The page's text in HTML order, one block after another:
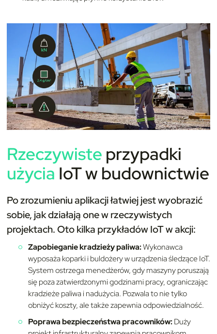
Rzeczywiste przypadki
użycia IoT w budownictwie
Po zrozumieniu aplikacji łatwiej jest wyobrazić
sobie, jak działają one w rzeczywistych
projektach. Oto kilka przykładów IoT w akcji:
Zapobieganie kradzieży paliwa:Wykonawca
wyposaża koparki i buldożery w urządzenia śledzące IoT.
System ostrzega menedżerów, gdy maszyny poruszają
się poza zatwierdzonymi godzinami pracy, ograniczając
kradzieże paliwa i nadużycia. Pozwala to nie tylko
obniżyć koszty, ale także zapewnia odpowiedzialność.
Poprawa bezpieczeństwa pracowników:Duży